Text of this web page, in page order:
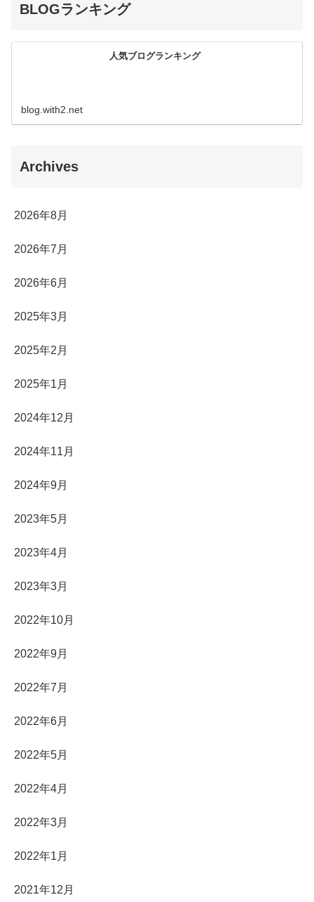
BLOGランキング
人気ブログランキング
blog.with2.net
Archives
2026年8月
2026年7月
2026年6月
2025年3月
2025年2月
2025年1月
2024年12月
2024年11月
2024年9月
2023年5月
2023年4月
2023年3月
2022年10月
2022年9月
2022年7月
2022年6月
2022年5月
2022年4月
2022年3月
2022年1月
2021年12月